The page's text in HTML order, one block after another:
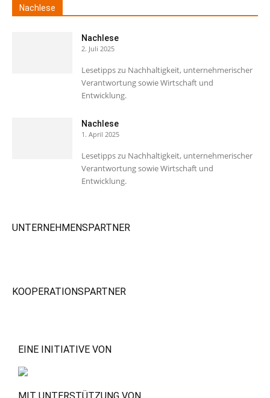
Nachlese
Nachlese
2. Juli 2025
Lesetipps zu Nachhaltigkeit, unternehmerischer
Verantwortung sowie Wirtschaft und
Entwicklung.
Nachlese
1. April 2025
Lesetipps zu Nachhaltigkeit, unternehmerischer
Verantwortung sowie Wirtschaft und
Entwicklung.
UNTERNEHMENSPARTNER
KOOPERATIONSPARTNER
EINE INITIATIVE VON